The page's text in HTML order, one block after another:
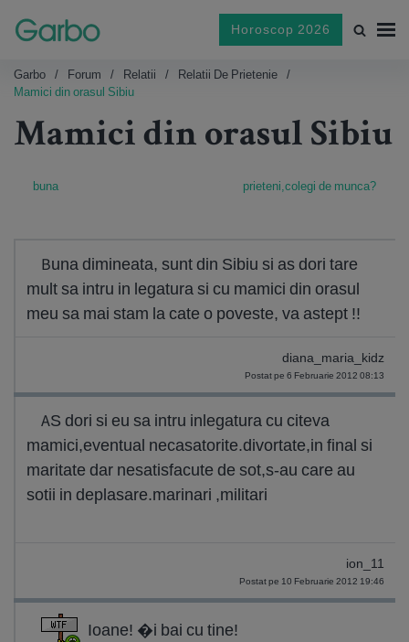
Horoscop 2026
Garbo Forum Relatii
Relatii De Prietenie
Mamici din orasul Sibiu
Mamici din orasul Sibiu
buna prieteni,colegi de munca?
Buna dimineata, sunt din Sibiu si as dori tare
mult sa intru in legatura si cu mamici din orasul
meu sa mai stam la cate o poveste, va astept !!
diana_maria_kidz
Postat pe 6 Februarie 2012 08:13
AS dori si eu sa intru inlegatura cu citeva
mamici,eventual necasatorite.divortate,in final si
maritate dar nesatisfacute de sot,s-au care au
sotii in deplasare.marinari ,militari
ion_11
Postat pe 10 Februarie 2012 19:46
Ioane! �i bai cu tine!